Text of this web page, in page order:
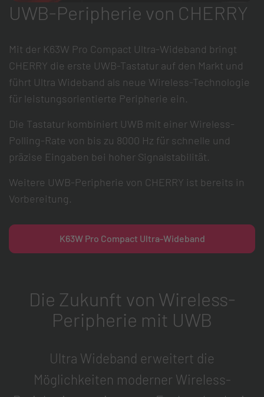
UWB-Peripherie von CHERRY
Mit der K63W Pro Compact Ultra-Wideband bringt
CHERRY die erste UWB-Tastatur auf den Markt und
führt Ultra Wideband als neue Wireless-Technologie
für leistungsorientierte Peripherie ein.
Die Tastatur kombiniert UWB mit einer Wireless-
Polling-Rate von bis zu 8000 Hz für schnelle und
präzise Eingaben bei hoher Signalstabilität.
Weitere UWB-Peripherie von CHERRY ist bereits in
Vorbereitung.
K63W Pro Compact Ultra-Wideband
Die Zukunft von Wireless-
Peripherie mit UWB
Ultra Wideband erweitert die
Möglichkeiten moderner Wireless-